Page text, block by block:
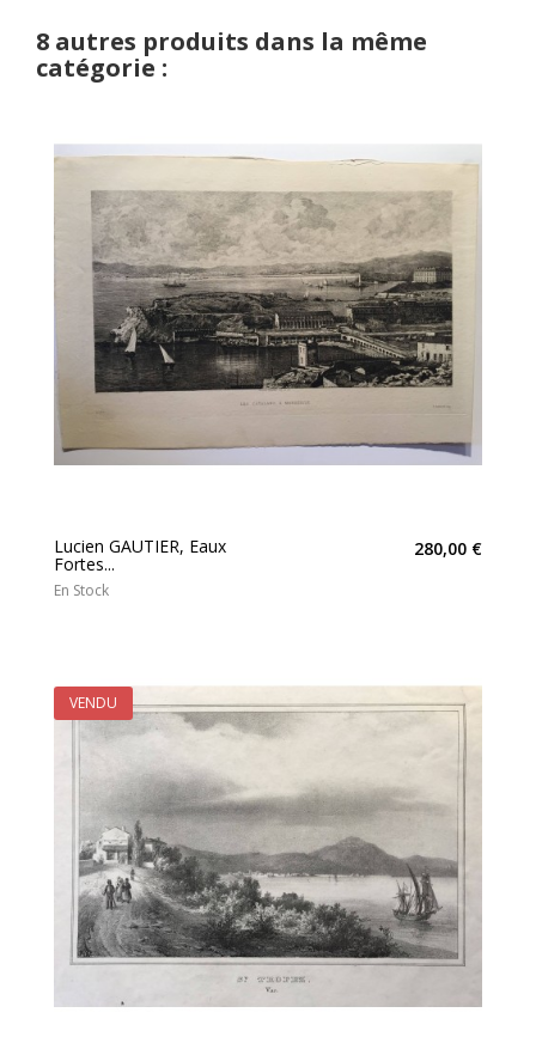
8 autres produits dans la même
catégorie :
Lucien GAUTIER, Eaux
Fortes...
280,00 €
En Stock
VENDU